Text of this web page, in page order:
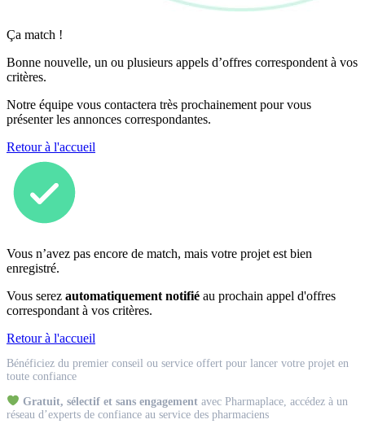
Ça match !
Bonne nouvelle, un ou plusieurs appels d’offres correspondent à vos
critères.
Notre équipe vous contactera très prochainement pour vous
présenter les annonces correspondantes.
Retour à l'accueil
Vous n’avez pas encore de match, mais votre projet est bien
enregistré.
Vous serez automatiquement notifié au prochain appel d'offres
correspondant à vos critères.
Retour à l'accueil
Expert
Bénéficiez du premier conseil ou service offert pour lancer votre projet en
toute confiance
Gratuit, sélectif et sans engagementavec Pharmaplace, accédez à un
réseau d’experts de confiance au service des pharmaciens